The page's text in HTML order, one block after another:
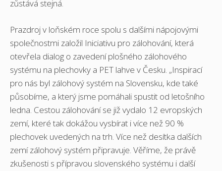
zůstává stejná.
Prazdroj v loňském roce spolu s dalšími nápojovými
společnostmi založil Iniciativu pro zálohování, která
otevřela dialog o zavedení plošného zálohového
systému na plechovky a PET lahve v Česku. „Inspirací
pro nás byl zálohový systém na Slovensku, kde také
působíme, a který jsme pomáhali spustit od letošního
ledna. Cestou zálohování se již vydalo 12 evropských
zemí, které tak dokážou vysbírat i více než 90 %
plechovek uvedených na trh. Více než desítka dalších
zemí zálohový systém připravuje. Věříme, že právě
zkušenosti s přípravou slovenského systému i další